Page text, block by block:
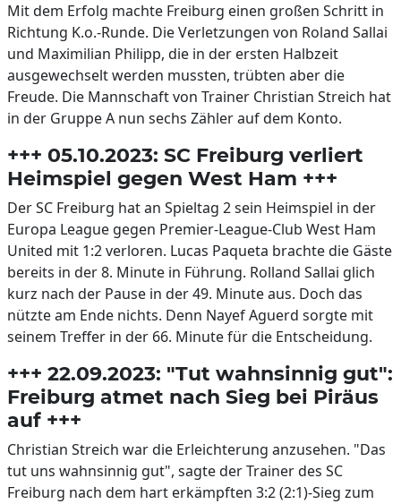
Mit dem Erfolg machte Freiburg einen großen Schritt in
Richtung K.o.-Runde. Die Verletzungen von Roland Sallai
und Maximilian Philipp, die in der ersten Halbzeit
ausgewechselt werden mussten, trübten aber die
Freude. Die Mannschaft von Trainer Christian Streich hat
in der Gruppe A nun sechs Zähler auf dem Konto.
+++ 05.10.2023: SC Freiburg verliert
Heimspiel gegen West Ham +++
Der SC Freiburg hat an Spieltag 2 sein Heimspiel in der
Europa League gegen Premier-League-Club West Ham
United mit 1:2 verloren. Lucas Paqueta brachte die Gäste
bereits in der 8. Minute in Führung. Rolland Sallai glich
kurz nach der Pause in der 49. Minute aus. Doch das
nützte am Ende nichts. Denn Nayef Aguerd sorgte mit
seinem Treffer in der 66. Minute für die Entscheidung.
+++ 22.09.2023: "Tut wahnsinnig gut":
Freiburg atmet nach Sieg bei Piräus
auf +++
Christian Streich war die Erleichterung anzusehen. "Das
tut uns wahnsinnig gut", sagte der Trainer des SC
Freiburg nach dem hart erkämpften 3:2 (2:1)-Sieg zum